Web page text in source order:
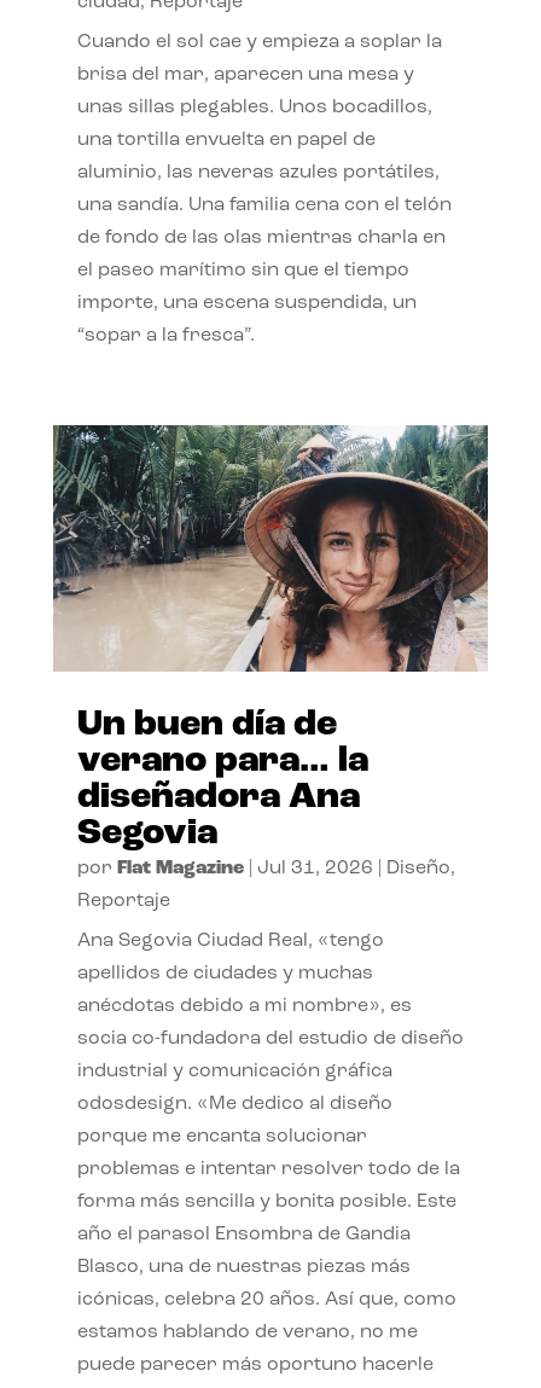
Cuando el sol cae y empieza a soplar la
brisa del mar, aparecen una mesa y
unas sillas plegables. Unos bocadillos,
una tortilla envuelta en papel de
aluminio, las neveras azules portátiles,
una sandía. Una familia cena con el telón
de fondo de las olas mientras charla en
el paseo marítimo sin que el tiempo
importe, una escena suspendida, un
“sopar a la fresca”.
Un buen día de
verano para… la
diseñadora Ana
Segovia
por Flat Magazine| Jul 31, 2026 Diseño,
Reportaje
Ana Segovia Ciudad Real, «tengo
apellidos de ciudades y muchas
anécdotas debido a mi nombre», es
socia co-fundadora del estudio de diseño
industrial y comunicación gráfica
odosdesign. «Me dedico al diseño
porque me encanta solucionar
problemas e intentar resolver todo de la
forma más sencilla y bonita posible. Este
año el parasol Ensombra de Gandia
Blasco, una de nuestras piezas más
icónicas, celebra 20 años. Así que, como
estamos hablando de verano, no me
puede parecer más oportuno hacerle